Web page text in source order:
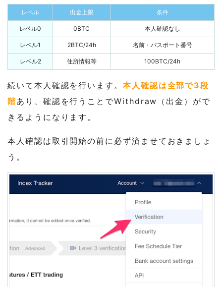
レベル 出金上限 条件
レベル0 0BTC 本人確認なし
レベル1 2BTC/24h 名前・パスポート番号
レベル2 住所情報等 100BTC/24h
続いて本人確認を行います。 本人確認は全部で3段
階あり、確認を行うことでWithdraw（出金）がで
きるようになります。
本人確認は取引開始の前に必ず済ませておきましょ
う。